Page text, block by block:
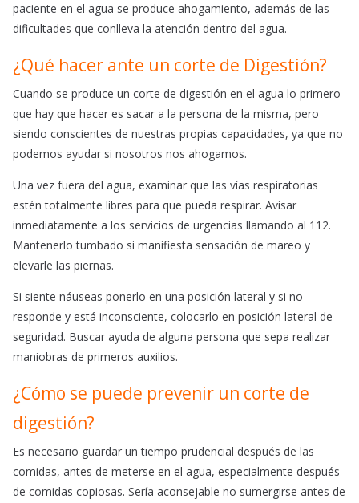
paciente en el agua se produce ahogamiento, además de las
dificultades que conlleva la atención dentro del agua.
¿Qué hacer ante un corte de Digestión?
Cuando se produce un corte de digestión en el agua lo primero
que hay que hacer es sacar a la persona de la misma, pero
siendo conscientes de nuestras propias capacidades, ya que no
podemos ayudar si nosotros nos ahogamos.
Una vez fuera del agua, examinar que las vías respiratorias
estén totalmente libres para que pueda respirar. Avisar
inmediatamente a los servicios de urgencias llamando al 112.
Mantenerlo tumbado si manifiesta sensación de mareo y
elevarle las piernas.
Si siente náuseas ponerlo en una posición lateral y si no
responde y está inconsciente, colocarlo en posición lateral de
seguridad. Buscar ayuda de alguna persona que sepa realizar
maniobras de primeros auxilios.
¿Cómo se puede prevenir un corte de
digestión?
Es necesario guardar un tiempo prudencial después de las
comidas, antes de meterse en el agua, especialmente después
de comidas copiosas. Sería aconsejable no sumergirse antes de